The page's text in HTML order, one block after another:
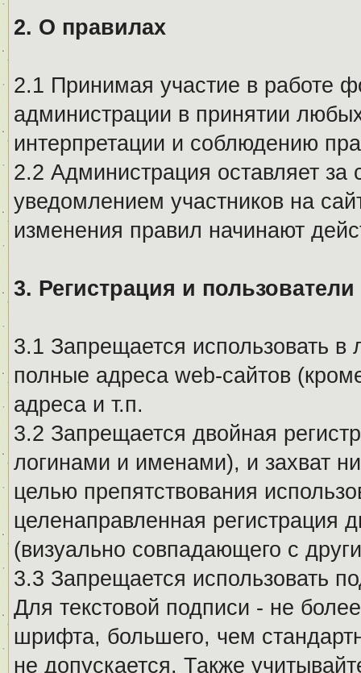
2. О правилах
2.1 Принимая участие в работе
администрации в принятии
интерпретации и соблюдению
2.2 Администрация оставляет
уведомлением участников на
изменения правил начинают
3. Регистрация и пользователи
3.1 Запрещается использовать
полные адреса web-сайтов
адреса и т.п.
3.2 Запрещается двойная
логинами и именами), и захват
целью препятствования
целенаправленная регистрация
(визуально совпадающего с
3.3 Запрещается использовать
Для текстовой подписи - не
шрифта, большего, чем
не допускается. Также